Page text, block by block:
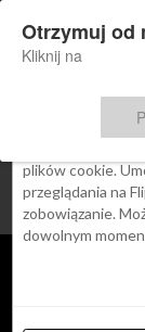
Zgoda
Ta
We Flipo robimy
plików cookie.
przeglądania na
zobowiązanie.
dowolnym
Otrzymuj od
Kliknij na